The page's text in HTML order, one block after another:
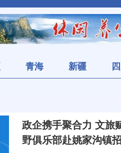
青海 新疆
政企携手聚合力 文
野俱乐部赴姚家沟镇